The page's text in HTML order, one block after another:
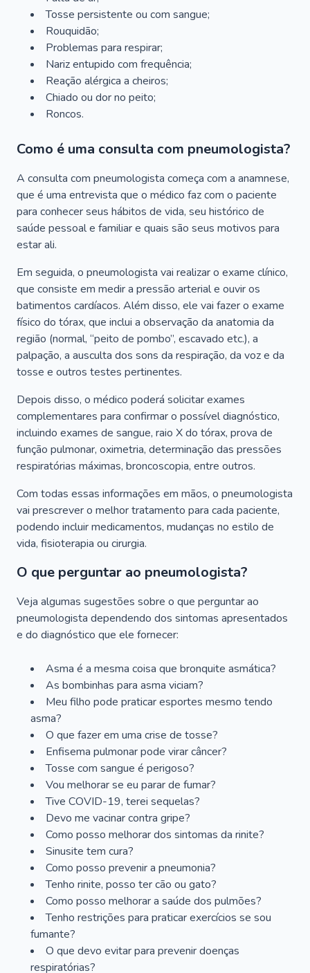
Tosse persistente ou com sangue;
Rouquidão;
Problemas para respirar;
Nariz entupido com frequência;
Reação alérgica a cheiros;
Chiado ou dor no peito;
Roncos.
Como é uma consulta com pneumologista?
A consulta com pneumologista começa com a anamnese,
que é uma entrevista que o médico faz com o paciente
para conhecer seus hábitos de vida, seu histórico de
saúde pessoal e familiar e quais são seus motivos para
estar ali.
Em seguida, o pneumologista vai realizar o exame clínico,
que consiste em medir a pressão arterial e ouvir os
batimentos cardíacos. Além disso, ele vai fazer o exame
físico do tórax, que inclui a observação da anatomia da
região (normal, “peito de pombo”, escavado etc.), a
palpação, a ausculta dos sons da respiração, da voz e da
tosse e outros testes pertinentes.
Depois disso, o médico poderá solicitar exames
complementares para confirmar o possível diagnóstico,
incluindo exames de sangue, raio X do tórax, prova de
função pulmonar, oximetria, determinação das pressões
respiratórias máximas, broncoscopia, entre outros.
Com todas essas informações em mãos, o pneumologista
vai prescrever o melhor tratamento para cada paciente,
podendo incluir medicamentos, mudanças no estilo de
vida, fisioterapia ou cirurgia.
O que perguntar ao pneumologista?
Veja algumas sugestões sobre o que perguntar ao
pneumologista dependendo dos sintomas apresentados
e do diagnóstico que ele fornecer:
Asma é a mesma coisa que bronquite asmática?
As bombinhas para asma viciam?
Meu filho pode praticar esportes mesmo tendo
asma?
O que fazer em uma crise de tosse?
Enfisema pulmonar pode virar câncer?
Tosse com sangue é perigoso?
Vou melhorar se eu parar de fumar?
Tive COVID-19, terei sequelas?
Devo me vacinar contra gripe?
Como posso melhorar dos sintomas da rinite?
Sinusite tem cura?
Como posso prevenir a pneumonia?
Tenho rinite, posso ter cão ou gato?
Como posso melhorar a saúde dos pulmões?
Tenho restrições para praticar exercícios se sou
fumante?
O que devo evitar para prevenir doenças
respiratórias?